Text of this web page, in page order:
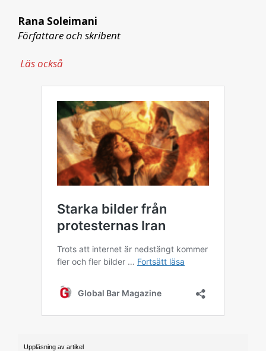
Rana Soleimani
Författare och skribent
Läs också
Uppläsning av artikel